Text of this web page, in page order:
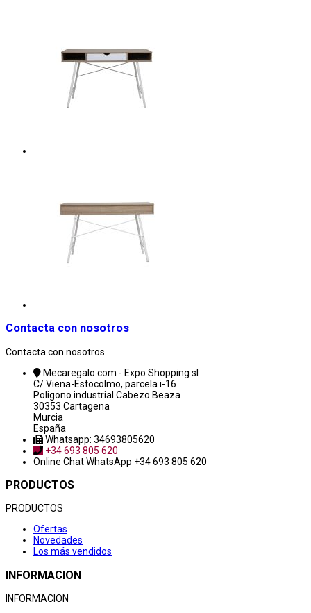
Contacta con nosotros
Contacta con nosotros
Mecaregalo.com - Expo Shopping sl
C/ Viena-Estocolmo, parcela i-16
Poligono industrial Cabezo Beaza
30353 Cartagena
Murcia
España
Whatsapp: 34693805620
+34 693 805 620
Online ChatWhatsApp +34 693 805 620
PRODUCTOS
PRODUCTOS
Ofertas
Novedades
Los más vendidos
INFORMACION
INFORMACION